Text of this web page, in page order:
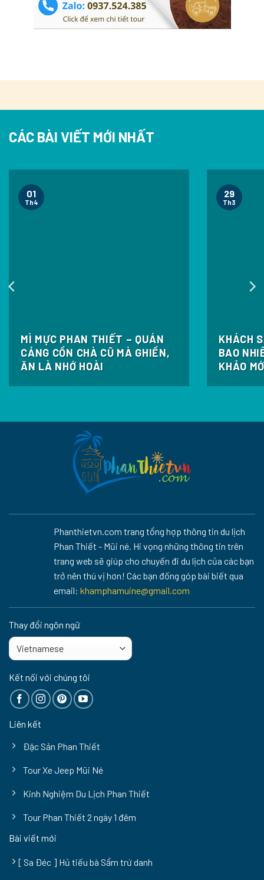
CÁC BÀI VIẾT MỚI NHẤT
MÌ MỰC PHAN THIẾT – QUÁN
CẢNG CỒN CHÀ CŨ MÀ GHIỀN,
ĂN LÀ NHỚ HOÀI
01
Th4
KHÁCH
BAO
KHẢO
29
Th3
Phanthietvn.com trang tổng hợp thông tin du lịch
Phan Thiết - Mũi né. Hi vọng những thông tin trên
trang web sẽ giúp cho chuyến đi du lịch của các bạn
trở nên thú vị hơn! Các bạn đống góp bài biết qua
email: khamphamuine@gmail.com
Thay đổi ngôn ngữ
Kết nối với chúng tôi
Liên kết
Đặc Sản Phan Thiết
Tour Xe Jeep Mũi Né
Kinh Nghiệm Du Lịch Phan Thiết
Tour Phan Thiết 2 ngày 1 đêm
Bài viết mới
[ Sa Đéc ] Hủ tiếu bà Sẩm trứ danh